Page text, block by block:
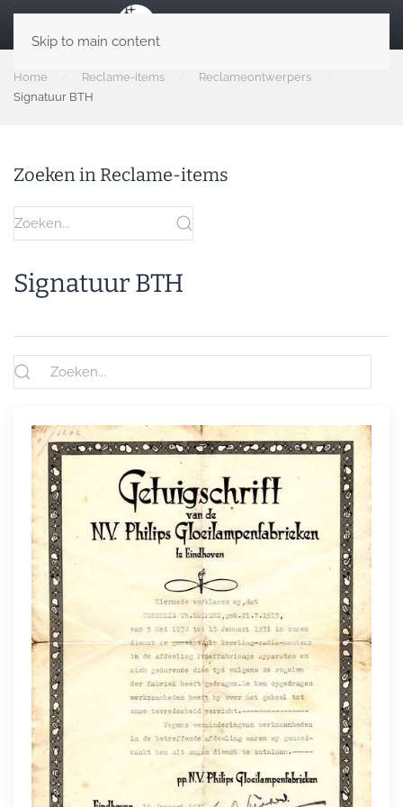
Skip to main content
Home Reclame-items
Reclameontwerpers
Signatuur BTH
Zoeken in Reclame-items
Signatuur BTH